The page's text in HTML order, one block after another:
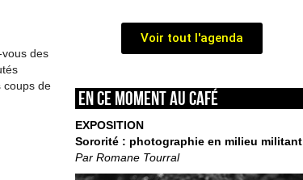
des
coups de
Voir tout l'agenda
En ce moment au café
EXPOSITION
Sororité : photographie en milieu militant
Par Romane Tourral